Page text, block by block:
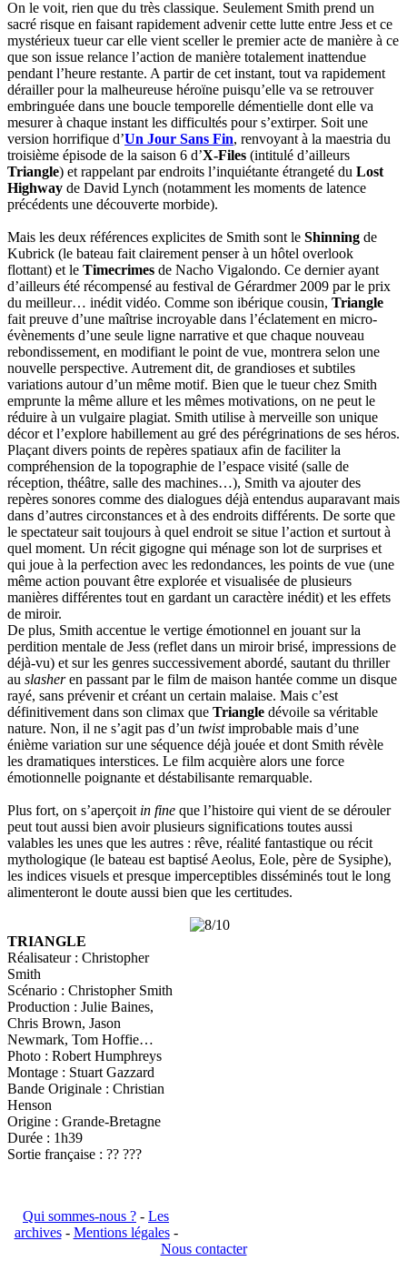
On le voit, rien que du très classique. Seulement Smith prend un
sacré risque en faisant rapidement advenir cette lutte entre Jess et ce
mystérieux tueur car elle vient sceller le premier acte de manière à ce
que son issue relance l’action de manière totalement inattendue
pendant l’heure restante. A partir de cet instant, tout va rapidement
dérailler pour la malheureuse héroïne puisqu’elle va se retrouver
embringuée dans une boucle temporelle démentielle dont elle va
mesurer à chaque instant les difficultés pour s’extirper. Soit une
version horrifique d’Un Jour Sans Fin, renvoyant à la maestria du
troisième épisode de la saison 6 d’X-Files (intitulé d’ailleurs
Triangle) et rappelant par endroits l’inquiétante étrangeté du Lost
Highway de David Lynch (notamment les moments de latence
précédents une découverte morbide).
Mais les deux références explicites de Smith sont le Shinning de
Kubrick (le bateau fait clairement penser à un hôtel overlook
flottant) et le Timecrimes de Nacho Vigalondo. Ce dernier ayant
d’ailleurs été récompensé au festival de Gérardmer 2009 par le prix
du meilleur… inédit vidéo. Comme son ibérique cousin, Triangle
fait preuve d’une maîtrise incroyable dans l’éclatement en micro-
évènements d’une seule ligne narrative et que chaque nouveau
rebondissement, en modifiant le point de vue, montrera selon une
nouvelle perspective. Autrement dit, de grandioses et subtiles
variations autour d’un même motif. Bien que le tueur chez Smith
emprunte la même allure et les mêmes motivations, on ne peut le
réduire à un vulgaire plagiat. Smith utilise à merveille son unique
décor et l’explore habillement au gré des pérégrinations de ses héros.
Plaçant divers points de repères spatiaux afin de faciliter la
compréhension de la topographie de l’espace visité (salle de
réception, théâtre, salle des machines…), Smith va ajouter des
repères sonores comme des dialogues déjà entendus auparavant mais
dans d’autres circonstances et à des endroits différents. De sorte que
le spectateur sait toujours à quel endroit se situe l’action et surtout à
quel moment. Un récit gigogne qui ménage son lot de surprises et
qui joue à la perfection avec les redondances, les points de vue (une
même action pouvant être explorée et visualisée de plusieurs
manières différentes tout en gardant un caractère inédit) et les effets
de miroir.
De plus, Smith accentue le vertige émotionnel en jouant sur la
perdition mentale de Jess (reflet dans un miroir brisé, impressions de
déjà-vu) et sur les genres successivement abordé, sautant du thriller
au slasheren passant par le film de maison hantée comme un disque
rayé, sans prévenir et créant un certain malaise. Mais c’est
définitivement dans son climax que Triangle dévoile sa véritable
nature. Non, il ne s’agit pas d’un twistimprobable mais d’une
énième variation sur une séquence déjà jouée et dont Smith révèle
les dramatiques interstices. Le film acquière alors une force
émotionnelle poignante et déstabilisante remarquable.
Plus fort, on s’aperçoit in fine que l’histoire qui vient de se dérouler
peut tout aussi bien avoir plusieurs significations toutes aussi
valables les unes que les autres : rêve, réalité fantastique ou récit
mythologique (le bateau est baptisé Aeolus, Eole, père de Sysiphe),
les indices visuels et presque imperceptibles disséminés tout le long
alimenteront le doute aussi bien que les certitudes.
TRIANGLE
Réalisateur : Christopher
Smith
Scénario : Christopher Smith
Production : Julie Baines,
Chris Brown, Jason
Newmark, Tom Hoffie…
Photo : Robert Humphreys
Montage : Stuart Gazzard
Bande Originale : Christian
Henson
Origine : Grande-Bretagne
Durée : 1h39
Sortie française : ?? ???
Qui sommes-nous ? - Les
archives- Mentions légales-
Nous contacter